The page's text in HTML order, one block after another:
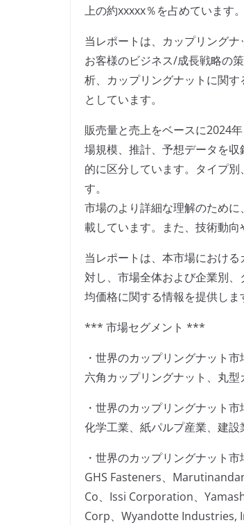
上の約xxxxx％を占めています。
当レポートは、カップリング
お客様のビジネス/成長戦略の
析、カップリングナットに関
としています。
販売量と売上をベースに2024
場規模、推計、予想データを
的に区分しています。タイプ
す。
市場のより詳細な理解のため
載しています。また、技術動向
当レポートは、本市場におけ
対し、市場全体および企業別
均価格に関する情報を提供しま
*** 市場セグメント ***
・世界のカップリングナット
六角カップリングナット、丸
・世界のカップリングナット
化学工業、紙パルプ産業、建
・世界のカップリングナット
GHS Fasteners、
Co、Issi Corporation、
Corp、Wyandotte Industries,